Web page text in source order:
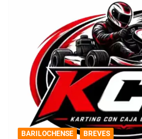
BARILOCHENSE BREVES